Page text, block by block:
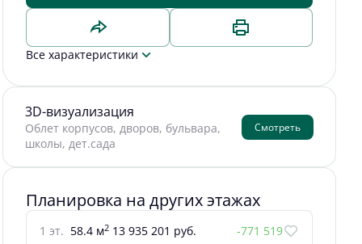
Все характеристики
3D-визуализация
Облет корпусов, дворов, бульвара,
школы, дет.сада
Смотреть
Планировка на других этажах
1 эт. 58.4 м2 13 935 201 руб. -771 519